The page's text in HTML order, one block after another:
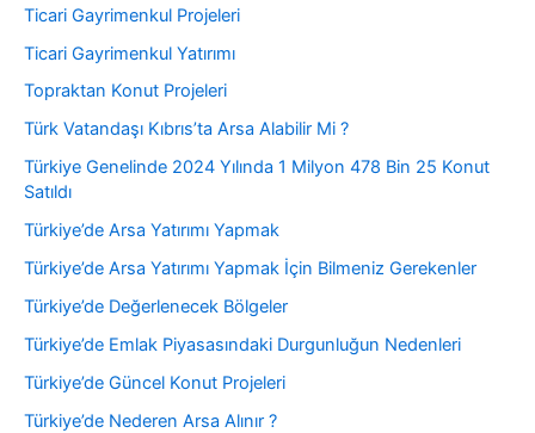
Ticari Gayrimenkul Projeleri
Ticari Gayrimenkul Yatırımı
Topraktan Konut Projeleri
Türk Vatandaşı Kıbrıs’ta Arsa Alabilir Mi ?
Türkiye Genelinde 2024 Yılında 1 Milyon 478 Bin 25 Konut
Satıldı
Türkiye’de Arsa Yatırımı Yapmak
Türkiye’de Arsa Yatırımı Yapmak İçin Bilmeniz Gerekenler
Türkiye’de Değerlenecek Bölgeler
Türkiye’de Emlak Piyasasındaki Durgunluğun Nedenleri
Türkiye’de Güncel Konut Projeleri
Türkiye’de Nederen Arsa Alınır ?